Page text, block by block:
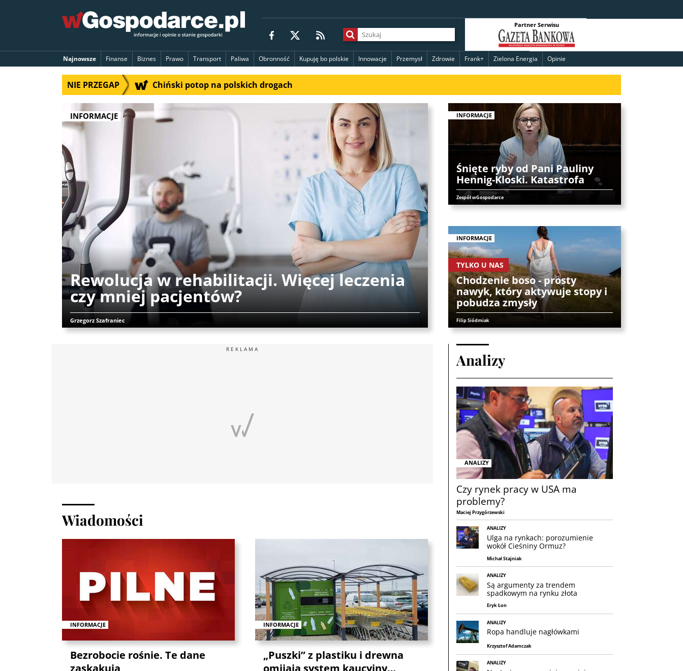
Partner Serwisu
Najnowsze Finanse Biznes Prawo Transport Paliwa Obronność Kupuję bo polskie Innowacje Przemysł Zdrowie Frank+ Zielona Energia Opinie
NIE PRZEGAP Chiński potop na polskich drogach
INFORMACJE
Rewolucja w rehabilitacji. Więcej leczenia
czy mniej pacjentów?
Grzegorz Szafraniec
INFORMACJE
Śnięte ryby od Pani Pauliny
Hennig-Kloski. Katastrofa
Zespół wGospodarce
INFORMACJE
TYLKO U NAS
Chodzenie boso - prosty
nawyk, który aktywuje stopy i
pobudza zmysły
Filip Siódmiak
REKLAMA
Wiadomości
INFORMACJE
Bezrobocie rośnie. Te dane
zaskakują
INFORMACJE
„Puszki” z plastiku i drewna
omijają system kaucyjny…
Analizy
ANALIZY
Czy rynek pracy w USA ma
problemy?
Maciej Przygórzewski
ANALIZY
Ulga na rynkach: porozumienie
wokół Cieśniny Ormuz?
Michał Stajniak
ANALIZY
Są argumenty za trendem
spadkowym na rynku złota
Eryk Łon
ANALIZY
Ropa handluje nagłówkami
Krzysztof Adamczak
ANALIZY